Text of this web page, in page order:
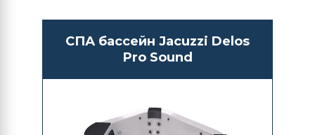
СПА бассейн Jacuzzi Delos
Pro Sound